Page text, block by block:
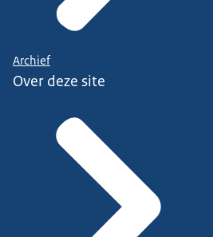
Archief
Over deze site